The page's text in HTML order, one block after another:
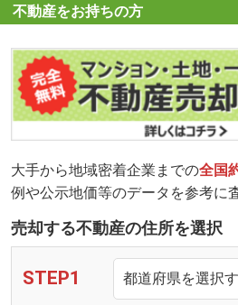
不動産をお持ちの方
大手から地域密着企業までの全国
例や公示地価等のデータを参考に
売却する不動産の住所を選択
STEP1